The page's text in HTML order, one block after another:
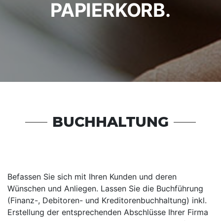
APIERKORB.
BUCHHALTUNG
Befassen Sie sich mit Ihren Kunden und deren
Wünschen und Anliegen. Lassen Sie die Buchführung
(Finanz-, Debitoren- und Kreditorenbuchhaltung) inkl.
Erstellung der entsprechenden Abschlüsse Ihrer Firma